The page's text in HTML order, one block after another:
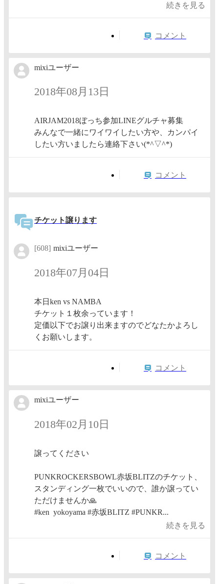
続きを見る
コメント
mixiユーザー
2018年08月13日
AIRJAM2018ぼっち参加LINEグルチャ募集
みんなで一緒にワイワイしたい方や、カンパイ
したい方いましたら連絡下さい(*^▽^*)
コメント
チケット譲ります
[608] mixiユーザー
2018年07月04日
本日ken vs NAMBA
チケット１枚余っています！
定価以下でお譲り出来ますのでどなたかよろし
くお願いします。
コメント
mixiユーザー
2018年02月10日
譲ってください
PUNKROCKERSBOWL赤坂BLITZのチケット、
スタンディング一枚でいいので、誰か譲ってい
ただけませんか🙏
#ken yokoyama #赤坂BLITZ #PUNKR...
続きを見る
コメント